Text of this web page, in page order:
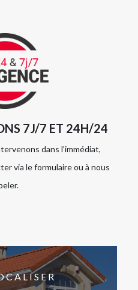
7J/7 ET 24H/24
dans l’immédiat,
via le formulaire ou à nous